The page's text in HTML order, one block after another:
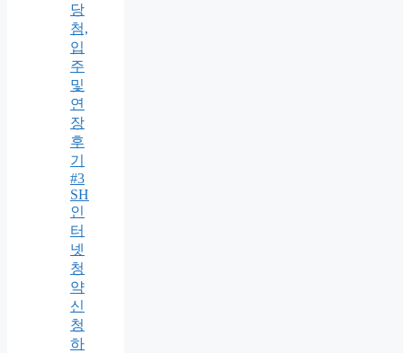
당
첨,
입
주
및
연
장
후
기
#3
SH
인
터
넷
청
약
신
청
하